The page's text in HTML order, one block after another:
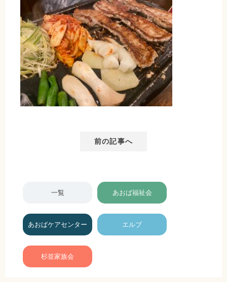
前の記事へ
一覧 あおば福祉会
あおばケアセンター エルブ
杉並家族会